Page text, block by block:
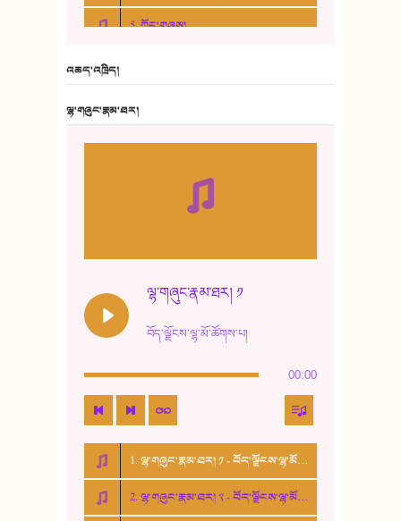
5. ཀོང་གཞས།
10. ཆང་གཞས། ༣
15. ཤམ་པ་ལ་ཡི་སྲས་མོ།
16. ལྷ་བུ་དར་བུ།
17. ང་བོད་པ་ཡིན། - ཕུར་བུ་རྣམ་རྒྱལ།
18. ང་ལ་བྱམས་པའི་ཨ་མ།
འཆད་འཁྲིད།
ལྷ་གཞུང་རྣམ་ཐར།
ལྷ་གཞུང་རྣམ་ཐར། ༡
བོད་ལྗོངས་ལྷ་མོ་ཚོགས་པ།
00:00
1. ལྷ་གཞུང་རྣམ་ཐར། ༡ - བོད་ལྗོངས་ལྷ་མོ་ཚོགས་པ།
2. ལྷ་གཞུང་རྣམ་ཐར། ༢ - བོད་ལྗོངས་ལྷ་མོ་ཚོགས་པ།